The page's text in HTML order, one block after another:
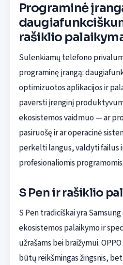
Programinė
rašiklio
Sulenkiamų telefono
programinę įrangą:
optimizuotos aplikacijos ir
paversti įrenginį
ekosistemos vaidmuo — ar
pasiruošę ir ar operacinė
perkelti langus, valdyti failus
profesionaliomis programomis.
S Pen ir rašiklio
S Pen tradiciškai yra
ekosistemos palaikymo ir
užrašams bei braižymui.
būtų reikšmingas žingsnis,